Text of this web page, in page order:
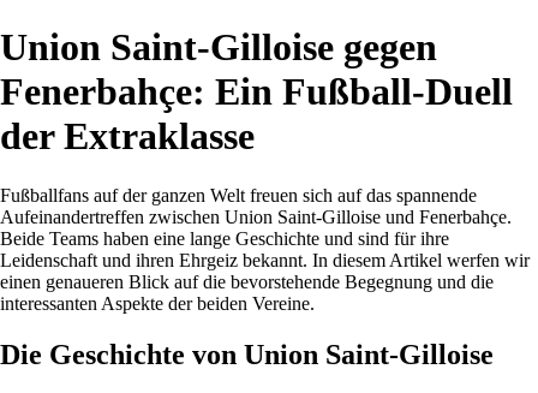
Union Saint-Gilloise gegen
Fenerbahçe: Ein Fußball-Duell
der Extraklasse
Fußballfans auf der ganzen Welt freuen sich auf das spannende
Aufeinandertreffen zwischen Union Saint-Gilloise und Fenerbahçe.
Beide Teams haben eine lange Geschichte und sind für ihre
Leidenschaft und ihren Ehrgeiz bekannt. In diesem Artikel werfen wir
einen genaueren Blick auf die bevorstehende Begegnung und die
interessanten Aspekte der beiden Vereine.
Die Geschichte von Union Saint-Gilloise